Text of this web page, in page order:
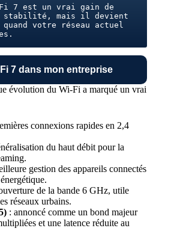
7 est un vrai gain de
stabilité, mais il devient
votre réseau actuel
7 dans mon entreprise
évolution du Wi-Fi a marqué un vrai
connexions rapides en 2,4
du haut débit pour la
gestion des appareils connectés
de la bande 6 GHz, utile
réseaux urbains.
: annoncé comme un bond majeur
et une latence réduite au